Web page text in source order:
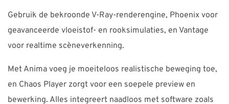
Gebruik de bekroonde V-Ray-renderengine, Phoenix voor
geavanceerde vloeistof- en rooksimulaties, en Vantage
voor realtime scèneverkenning.
Met Anima voeg je moeiteloos realistische beweging toe,
en Chaos Player zorgt voor een soepele preview en
bewerking. Alles integreert naadloos met software zoals